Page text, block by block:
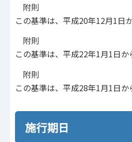
附則
この基準は、平成20年12月1日
附則
この基準は、平成22年1月1日か
附則
この基準は、平成28年1月1日か
施行期日